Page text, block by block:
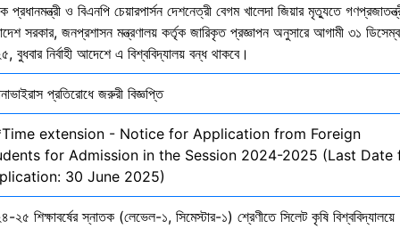
প্রধানমন্ত্রী ও বিএনপি চেয়ারপার্সন দেশনেত্রী বেগম খালেদা জিয়ার মৃত্যুতে
সরকার, জনপ্রশাসন মন্ত্রণালয় কর্তৃক জারিকৃত প্রজ্ঞাপন অনুসারে আগামী ৩১
বুধবার নির্বাহী আদেশে এ বিশ্ববিদ্যালয় বন্ধ থাকবে।
প্রতিরোধে জরুরী বিজ্ঞপ্তি
extension - Notice for Application from Foreign
for Admission in the Session 2024-2025 (Last Date
30 June 2025)
২৫ শিক্ষাবর্ষের স্নাতক (লেভেল-১, সিমেস্টার-১) শ্রেণীতে সিলেট কৃষি বিশ্ববিদ্যালয়ে